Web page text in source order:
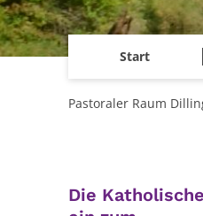
Start
Pastoraler Raum
Die